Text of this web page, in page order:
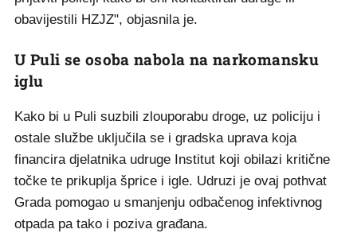
obavijestili HZJZ", objasnila je.
U Puli se osoba nabola na narkomansku
iglu
Kako bi u Puli suzbili zlouporabu droge, uz policiju i
ostale službe uključila se i gradska uprava koja
financira djelatnika udruge Institut koji obilazi kritične
točke te prikuplja šprice i igle. Udruzi je ovaj pothvat
Grada pomogao u smanjenju odbačenog infektivnog
otpada pa tako i poziva građana.